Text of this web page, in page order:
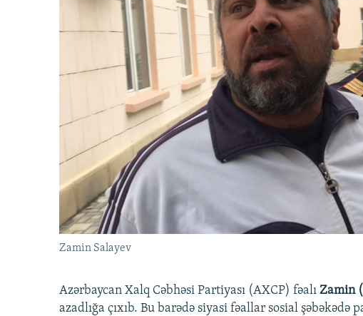
Zamin Salayev
Azərbaycan Xalq Cəbhəsi Partiyası (AXCP) fəalı Zamin
azadlığa çıxıb. Bu barədə siyasi fəallar sosial şəbəkədə